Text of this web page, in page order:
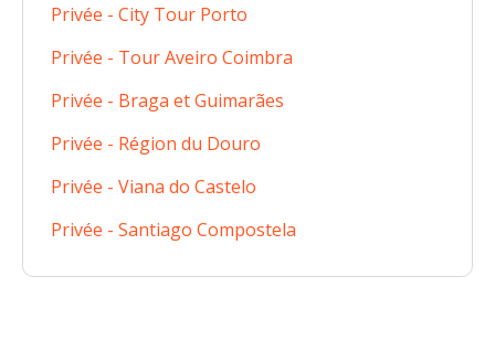
Privée - City Tour Porto
Privée - Tour Aveiro Coimbra
Privée - Braga et Guimarães
Privée - Région du Douro
Privée - Viana do Castelo
Privée - Santiago Compostela